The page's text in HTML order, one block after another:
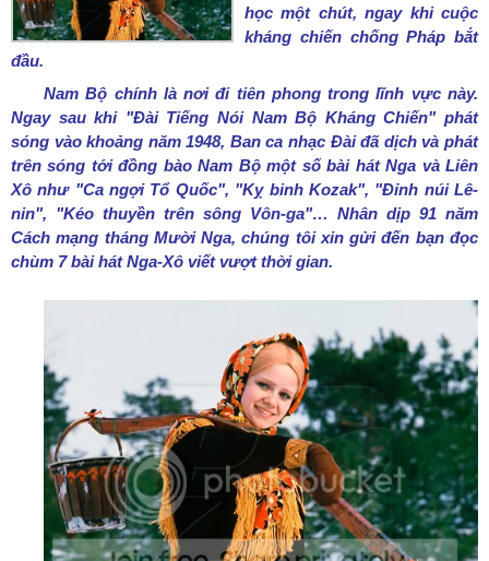
học một chút, ngay khi cuộc
kháng chiến chống Pháp bắt
đầu.
Nam Bộ chính là nơi đi tiên phong trong lĩnh vực này.
Ngay sau khi "Đài Tiếng Nói Nam Bộ Kháng Chiến" phát
sóng vào khoảng năm 1948, Ban ca nhạc Đài đã dịch và phát
trên sóng tới đồng bào Nam Bộ một số bài hát Nga và Liên
Xô như "Ca ngợi Tổ Quốc", "Kỵ binh Kozak", "Đỉnh núi Lê-
nin", "Kéo thuyền trên sông Vôn-ga"… Nhân dịp 91 năm
Cách mạng tháng Mười Nga, chúng tôi xin gửi đến bạn đọc
chùm 7 bài hát Nga-Xô viết vượt thời gian.